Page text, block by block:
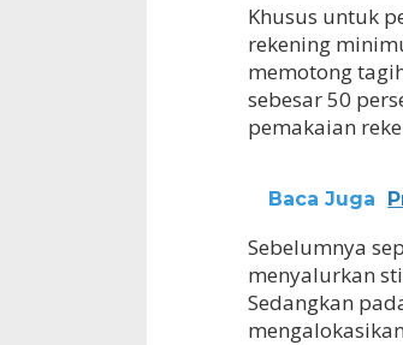
Khusus untuk
rekening
memotong
sebesar 50
pemakaian
Baca Juga
Sebelumnya
menyalurkan
Sedangkan